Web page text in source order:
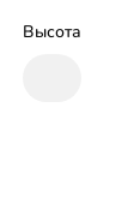
Высота